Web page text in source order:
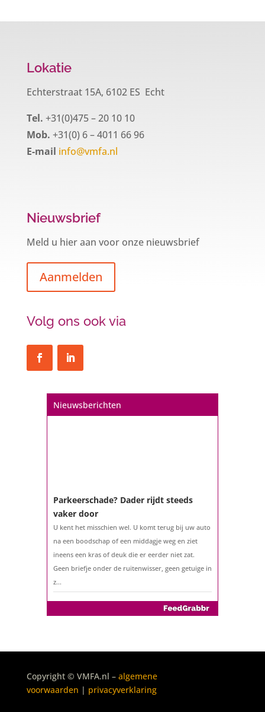
Lokatie
Echterstraat 15A, 6102 ES Echt
Tel. +31(0)475 – 20 10 10
Mob. +31(0) 6 – 4011 66 96
E-mail info@vmfa.nl
Nieuwsbrief
Meld u hier aan voor onze nieuwsbrief
Aanmelden
Volg ons ook via
Nieuwsberichten
zeker mogelijkheden
Parkeerschade? Dader rijdt steeds
vaker door
na een boodschap of een middagje weg en ziet
z...
Copyright © VMFA.nl – algemene
voorwaarden | privacyverklaring